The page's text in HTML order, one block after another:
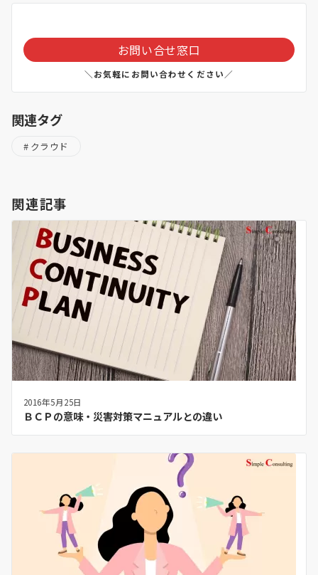
お問い合せ窓口
＼お気軽にお問い合わせください／
関連タグ
クラウド
関連記事
2016年5月25日
ＢＣＰの意味・災害対策マニュアルとの違い